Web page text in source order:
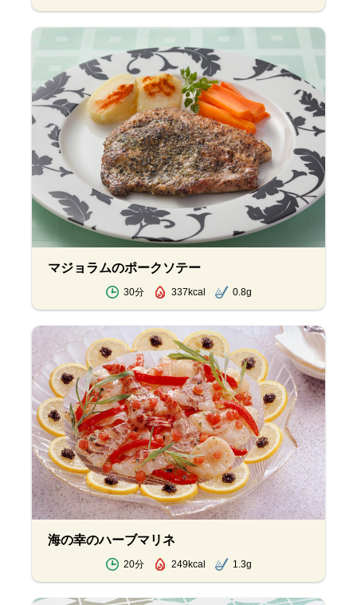
マジョラムのポークソテー
30分 337kcal 0.8g
海の幸のハーブマリネ
20分 249kcal 1.3g